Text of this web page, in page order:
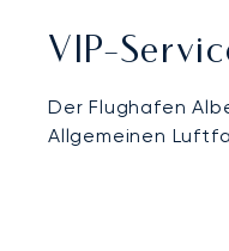
VIP-
Der Flughafen
Allgemeinen